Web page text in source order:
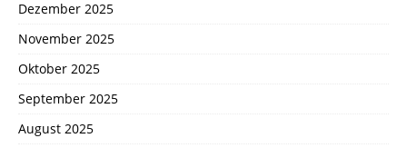
Dezember 2025
November 2025
Oktober 2025
September 2025
August 2025